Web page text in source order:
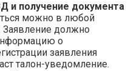
и получение документа
можно в любой
Заявление должно
о
заявления
талон-уведомление.